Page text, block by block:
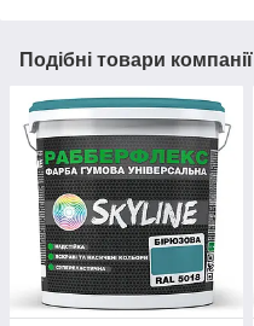
Подібні товари компанії